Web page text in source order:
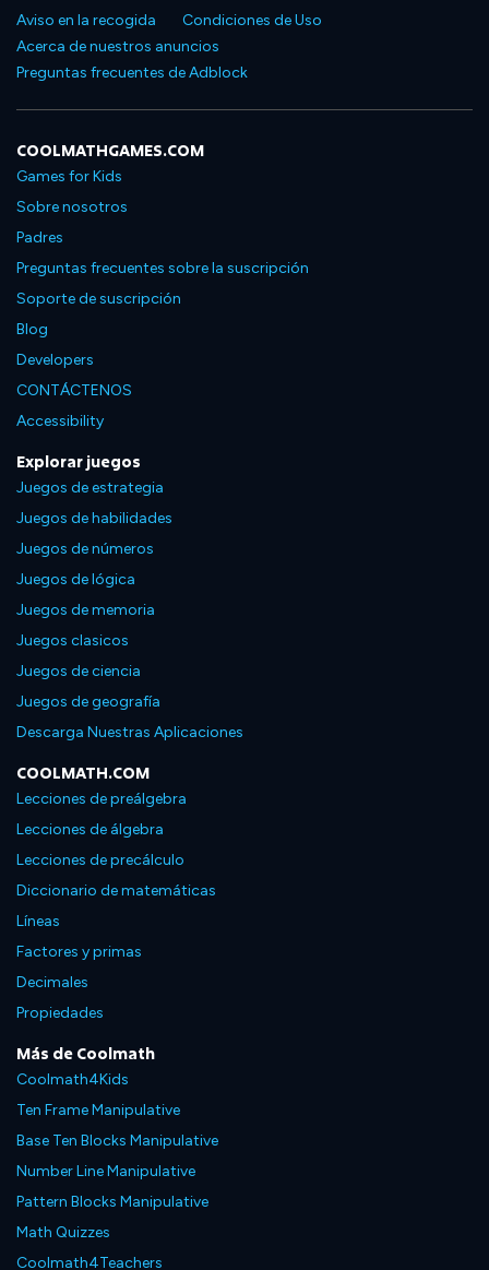
Aviso en la recogida
Condiciones de Uso
Acerca de nuestros anuncios
Preguntas frecuentes de Adblock
COOLMATHGAMES.COM
Games for Kids
Sobre nosotros
Padres
Preguntas frecuentes sobre la suscripción
Soporte de suscripción
Blog
Developers
CONTÁCTENOS
Accessibility
Explorar juegos
Juegos de estrategia
Juegos de habilidades
Juegos de números
Juegos de lógica
Juegos de memoria
Juegos clasicos
Juegos de ciencia
Juegos de geografía
Descarga Nuestras Aplicaciones
COOLMATH.COM
Lecciones de preálgebra
Lecciones de álgebra
Lecciones de precálculo
Diccionario de matemáticas
Líneas
Factores y primas
Decimales
Propiedades
Más de Coolmath
Coolmath4Kids
Ten Frame Manipulative
Base Ten Blocks Manipulative
Number Line Manipulative
Pattern Blocks Manipulative
Math Quizzes
Coolmath4Teachers